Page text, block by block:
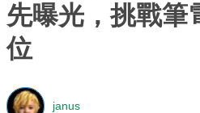
先曝光，挑戰筆
位
janus